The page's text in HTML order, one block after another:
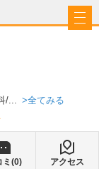
... 全てみる
ミ(0) アクセス